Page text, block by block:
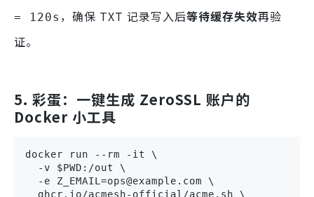
= 120s ，确保 TXT 记录写入后等待缓存失效再验
证。
5. 彩蛋：一键生成 ZeroSSL 账户的
Docker 小工具
docker run --rm -it \
  -v $PWD:/out \
  -e Z_EMAIL=ops@example.com \
  ghcr.io/acmesh-official/acme.sh \